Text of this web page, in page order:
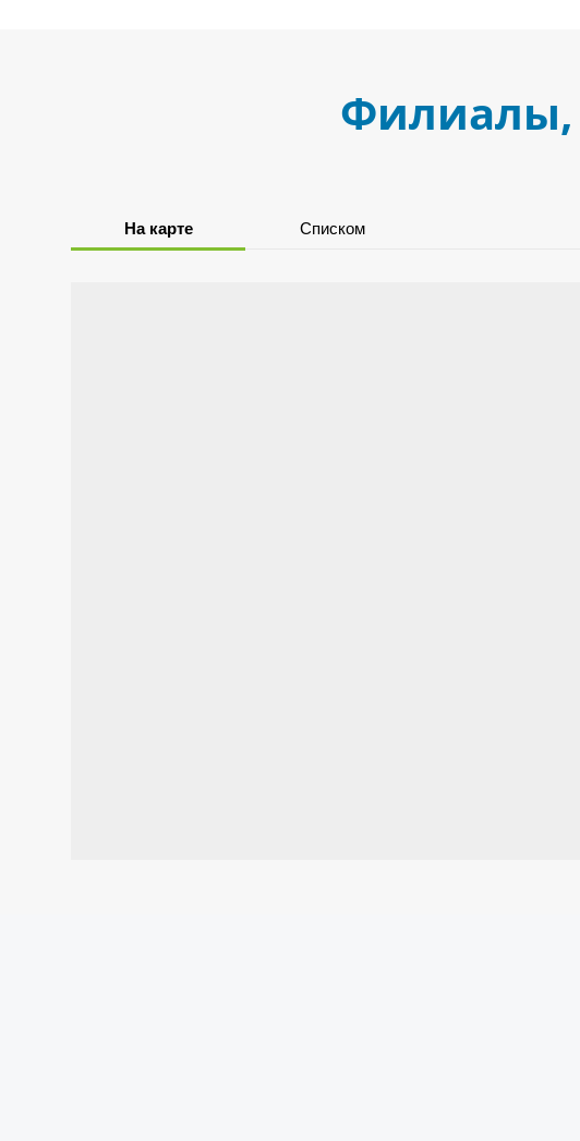
Филиалы,
На карте Списком